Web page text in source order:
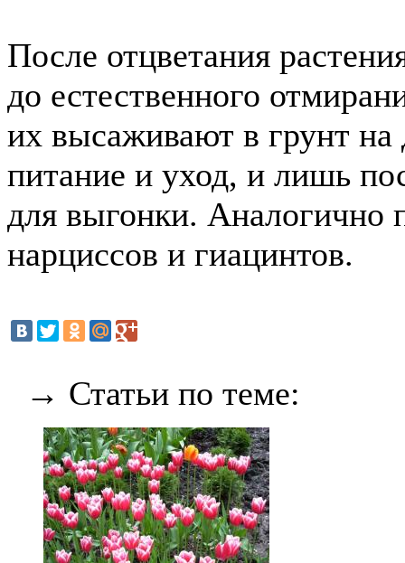
После отцветания
до естественного
их высаживают в грунт
питание и уход, и лишь
для выгонки. Аналогично
нарциссов и гиацинтов.
→ Статьи по теме: